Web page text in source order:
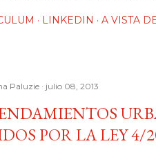
LINKEDIN A VISTA
Paluzie julio 08, 2013
POR LA LEY 4/